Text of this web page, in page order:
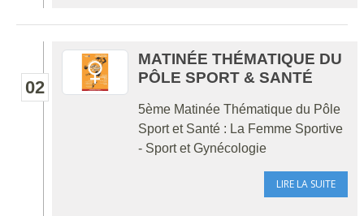
02
MATINÉE THÉMATIQUE DU
PÔLE SPORT & SANTÉ
5ème Matinée Thématique du Pôle
Sport et Santé : La Femme Sportive
- Sport et Gynécologie
LIRE LA SUITE